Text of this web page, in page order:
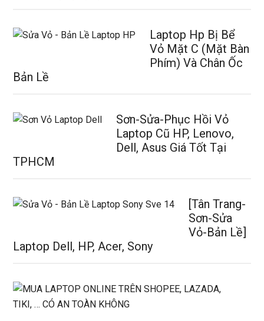
Laptop Hp Bị Bể
Vỏ Mặt C (Mặt Bàn
Phím) Và Chân Ốc
Bản Lề
Sơn-Sửa-Phục Hồi Vỏ
Laptop Cũ HP, Lenovo,
Dell, Asus Giá Tốt Tại
TPHCM
[Tân Trang-
Sơn-Sửa
Vỏ-Bản Lề]
Laptop Dell, HP, Acer, Sony